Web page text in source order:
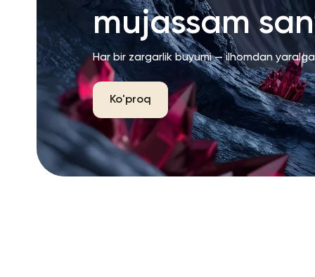
mujassam
Har bir zargarlik buyumi — ilhomdan
Ko'proq